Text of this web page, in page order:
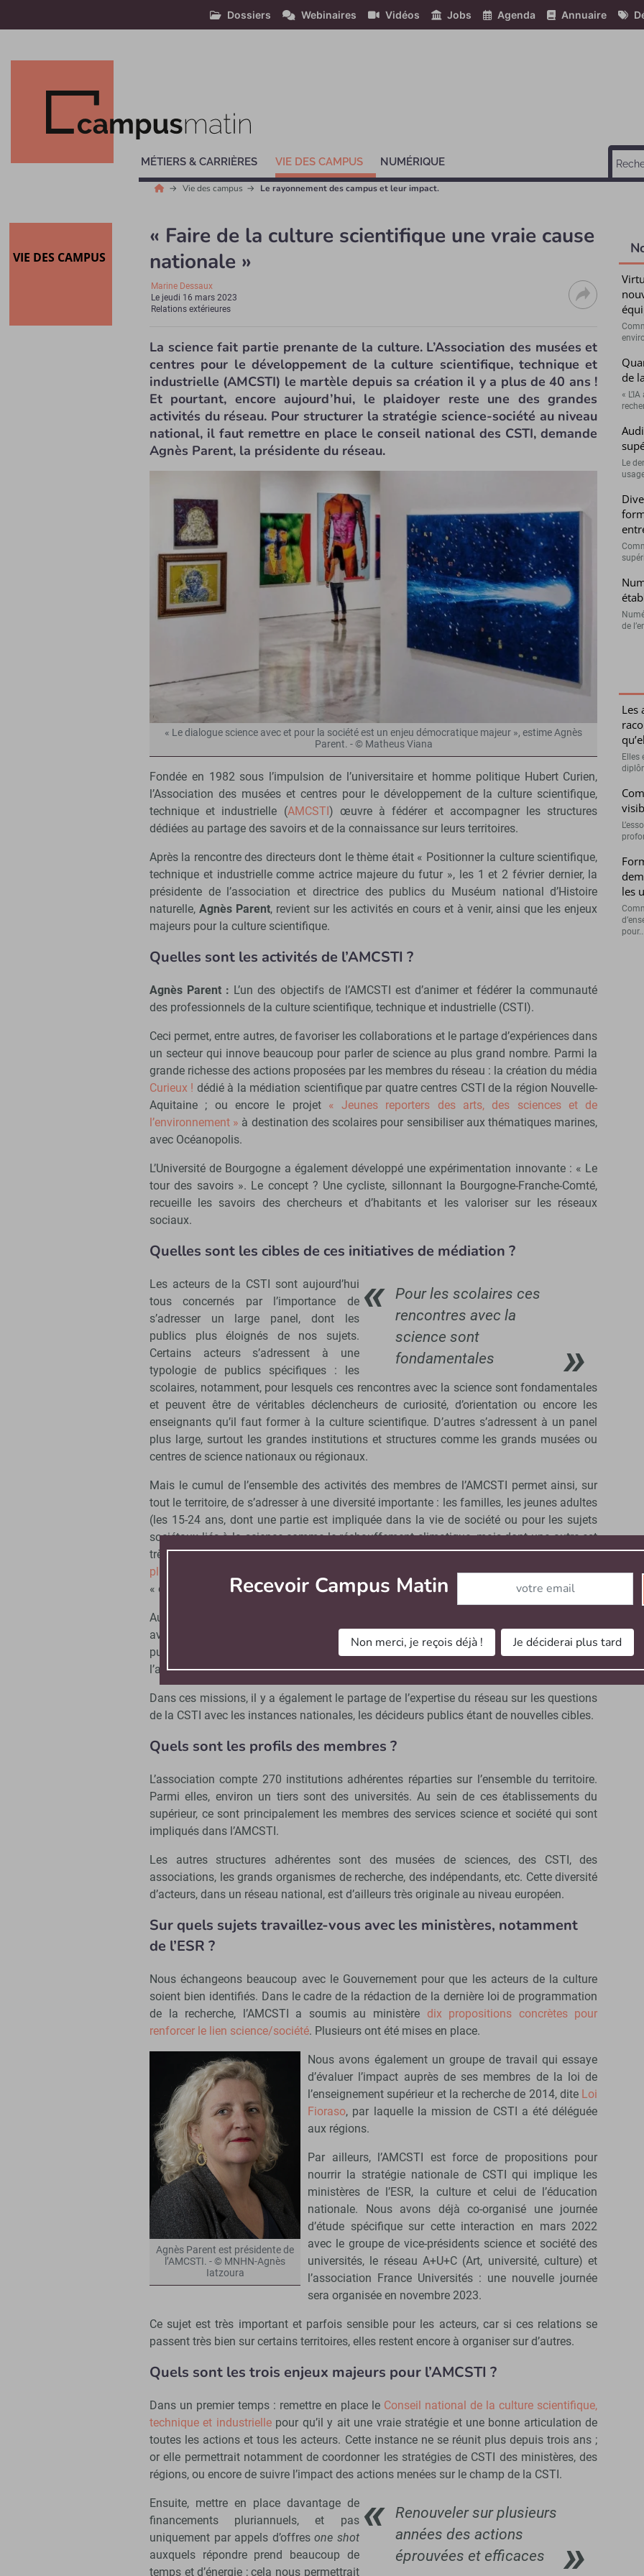
Dossiers Webinaires Vidéos Jobs Agenda Annuaire
MÉTIERS & CARRIÈRES VIE DES CAMPUS NUMÉRIQUE
Vie des campus Le rayonnement des campus et leur impact.
VIE DES CAMPUS
« Faire de la culture scientifique une vraie cause
nationale »
Marine Dessaux
Le jeudi 16 mars 2023
Relations extérieures
La science fait partie prenante de la culture. L’Association des musées et
centres pour le développement de la culture scientifique, technique et
industrielle (AMCSTI) le martèle depuis sa création il y a plus de 40 ans !
Et pourtant, encore aujourd’hui, le plaidoyer reste une des grandes
activités du réseau. Pour structurer la stratégie science-société au niveau
national, il faut remettre en place le conseil national des CSTI, demande
Agnès Parent, la présidente du réseau.
« Le dialogue science avec et pour la société est un enjeu démocratique majeur », estime Agnès
Parent. - © Matheus Viana
Fondée en 1982 sous l’impulsion de l’universitaire et homme politique Hubert Curien,
l’Association des musées et centres pour le développement de la culture scientifique,
technique et industrielle (AMCSTI) œuvre à fédérer et accompagner les structures
dédiées au partage des savoirs et de la connaissance sur leurs territoires.
Après la rencontre des directeurs dont le thème était « Positionner la culture scientifique,
technique et industrielle comme actrice majeure du futur », les 1 et 2 février dernier, la
présidente de l’association et directrice des publics du Muséum national d’Histoire
naturelle, Agnès Parent, revient sur les activités en cours et à venir, ainsi que les enjeux
majeurs pour la culture scientifique.
Quelles sont les activités de l’AMCSTI ?
Agnès Parent : L’un des objectifs de l’AMCSTI est d’animer et fédérer la communauté
des professionnels de la culture scientifique, technique et industrielle (CSTI).
Ceci permet, entre autres, de favoriser les collaborations et le partage d’expériences dans
un secteur qui innove beaucoup pour parler de science au plus grand nombre. Parmi la
grande richesse des actions proposées par les membres du réseau : la création du média
Curieux ! dédié à la médiation scientifique par quatre centres CSTI de la région Nouvelle-
Aquitaine ; ou encore le projet « Jeunes reporters des arts, des sciences et de
l’environnement » à destination des scolaires pour sensibiliser aux thématiques marines,
avec Océanopolis.
L’Université de Bourgogne a également développé une expérimentation innovante : « Le
tour des savoirs ». Le concept ? Une cycliste, sillonnant la Bourgogne-Franche-Comté,
recueille les savoirs des chercheurs et d’habitants et les valoriser sur les réseaux
sociaux.
Quelles sont les cibles de ces initiatives de médiation ?
Pour les scolaires ces
rencontres avec la
science sont
fondamentales
Les acteurs de la CSTI sont aujourd’hui
tous concernés par l’importance de
s’adresser un large panel, dont les
publics plus éloignés de nos sujets.
Certains acteurs s’adressent à une
typologie de publics spécifiques : les
scolaires, notamment, pour lesquels ces rencontres avec la science sont fondamentales
et peuvent être de véritables déclencheurs de curiosité, d’orientation ou encore les
enseignants qu’il faut former à la culture scientifique. D’autres s’adressent à un panel
plus large, surtout les grandes institutions et structures comme les grands musées ou
centres de science nationaux ou régionaux.
Mais le cumul de l’ensemble des activités des membres de l’AMCSTI permet ainsi, sur
tout le territoire, de s’adresser à une diversité importante : les familles, les jeunes adultes
(les 15-24 ans, dont une partie est impliquée dans la vie de société ou pour les sujets
sociétaux liés à la science comme le réchauffement climatique, mais dont une autre est
très désengagée sur l’ensemble des sujets, comme l’a montré l’étudeUne jeunesse
plurielle
d’Olivier Galland et Marc Lazar), les seniors ou encore les publics dits
« empêchés » (détenus, malades, etc.).
Au-delà de leur mission de « passeurs de science », les acteurs de la CSTI, en lien étroit
avec les chercheurs, sont aussi des créateurs de lien social, restaurant la confiance
publique, accompagnant la transformation de la société, renouant le lien avec
l’apprentissage et proposant des perspectives.
Dans ces missions, il y a également le partage de l’expertise du réseau sur les questions
de la CSTI avec les instances nationales, les décideurs publics étant de nouvelles cibles.
Quels sont les profils des membres ?
L’association compte 270 institutions adhérentes réparties sur l’ensemble du territoire.
Parmi elles, environ un tiers sont des universités. Au sein de ces établissements du
supérieur, ce sont principalement les membres des services science et société qui sont
impliqués dans l’AMCSTI.
Les autres structures adhérentes sont des musées de sciences, des CSTI, des
associations, les grands organismes de recherche, des indépendants, etc. Cette diversité
d’acteurs, dans un réseau national, est d’ailleurs très originale au niveau européen.
Sur quels sujets travaillez-vous avec les ministères, notamment
de l’ESR ?
Nous échangeons beaucoup avec le Gouvernement pour que les acteurs de la culture
soient bien identifiés. Dans le cadre de la rédaction de la dernière loi de programmation
de la recherche, l’AMCSTI a soumis au ministère dix propositions concrètes pour
renforcer le lien science/société. Plusieurs ont été mises en place.
Agnès Parent est présidente de
l’AMCSTI. - © MNHN-Agnès
Iatzoura
Nous avons également un groupe de travail qui essaye
d’évaluer l’impact auprès de ses membres de la loi de
l’enseignement supérieur et la recherche de 2014, dite Loi
Fioraso, par laquelle la mission de CSTI a été déléguée
aux régions.
Par ailleurs, l’AMCSTI est force de propositions pour
nourrir la stratégie nationale de CSTI qui implique les
ministères de l’ESR, la culture et celui de l’éducation
nationale. Nous avons déjà co-organisé une journée
d’étude spécifique sur cette interaction en mars 2022
avec le groupe de vice-présidents science et société des
universités, le réseau A+U+C (Art, université, culture) et
l’association France Universités : une nouvelle journée
sera organisée en novembre 2023.
Ce sujet est très important et parfois sensible pour les acteurs, car si ces relations se
passent très bien sur certains territoires, elles restent encore à organiser sur d’autres.
Quels sont les trois enjeux majeurs pour l’AMCSTI ?
Dans un premier temps : remettre en place le Conseil national de la culture scientifique,
technique et industriellepour qu’il y ait une vraie stratégie et une bonne articulation de
toutes les actions et tous les acteurs. Cette instance ne se réunit plus depuis trois ans ;
or elle permettrait notamment de coordonner les stratégies de CSTI des ministères, des
régions, ou encore de suivre l’impact des actions menées sur le champ de la CSTI.
Renouveler sur plusieurs
années des actions
éprouvées et efficaces
Ensuite, mettre en place davantage de
financements pluriannuels, et pas
uniquement par appels d’offresone shot
auxquels répondre prend beaucoup de
temps et d’énergie ; cela nous permettrait
de
«
Le
de
Les
Elles
les
pour...
Recevoir Campus Matin Abonnez-vous à notre
Non merci, je reçois déjà ! Je déciderai plus tard